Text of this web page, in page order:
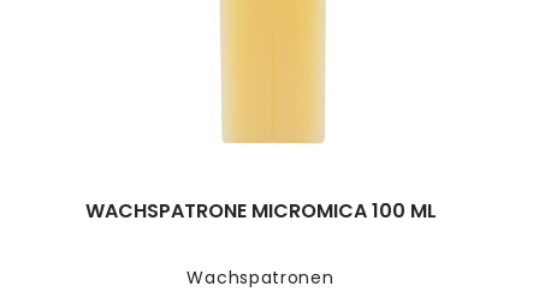
Wachspatronen
WACHSPATRONE MICROMICA 100 ML